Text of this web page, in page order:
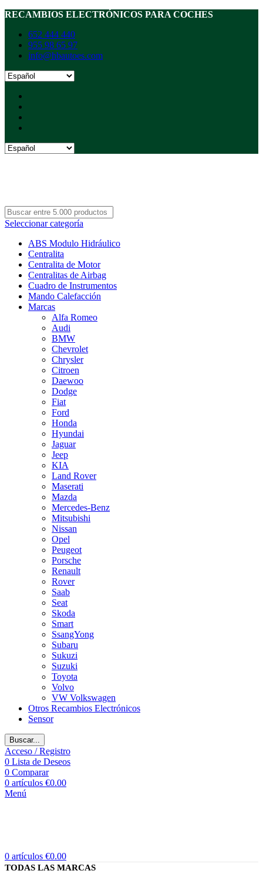
RECAMBIOS ELECTRÓNICOS PARA COCHES
652 444 440
955 98 65 97
info@hbautoes.com
Seleccionar categoría
ABS Modulo Hidráulico
Centralita
Centralita de Motor
Centralitas de Airbag
Cuadro de Instrumentos
Mando Calefacción
Marcas
Alfa Romeo
Audi
BMW
Chevrolet
Chrysler
Citroen
Daewoo
Dodge
Fiat
Ford
Honda
Hyundai
Jaguar
Jeep
KIA
Land Rover
Maserati
Mazda
Mercedes-Benz
Mitsubishi
Nissan
Opel
Peugeot
Porsche
Renault
Rover
Saab
Seat
Skoda
Smart
SsangYong
Subaru
Sukuzi
Suzuki
Toyota
Volvo
VW Volkswagen
Otros Recambios Electrónicos
Sensor
Buscar...
Acceso / Registro
0 Lista de Deseos
0 Comparar
0 artículos €0.00
Menú
0 artículos €0.00
TODAS LAS MARCAS